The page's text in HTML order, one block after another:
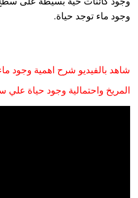
وجود ماء توجد حياة.
شاهد بالفيديو شرح اهمية
المريخ واحتمالية وجود حياة